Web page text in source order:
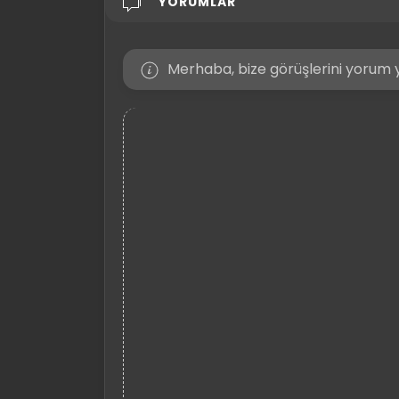
Merhaba, bize görüşlerini yorum